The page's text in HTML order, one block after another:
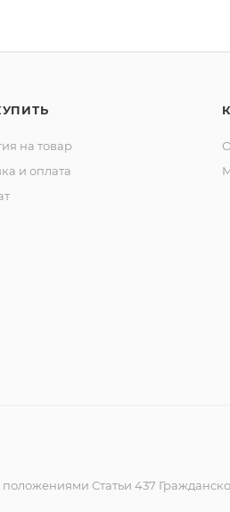
на товар
и оплата
Статьи 437